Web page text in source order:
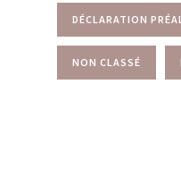
DÉCLARATION
NON CLASSÉ